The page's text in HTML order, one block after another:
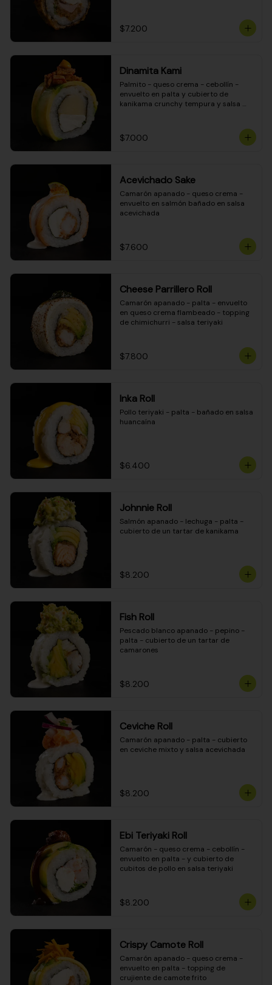
$7.200
Dinamita Kami
Palmito - queso crema - cebollín -
envuelto en palta y cubierto de
kanikama crunchy tempura y salsa
$7.000
Acevichado Sake
Camarón apanado - queso crema -
envuelto en salmón bañado en salsa
acevichada
$7.600
Cheese Parrillero Roll
Camarón apanado - palta - envuelto
en queso crema flambeado - topping
de chimichurri - salsa teriyaki
$7.800
Inka Roll
Pollo teriyaki - palta - bañado en salsa
huancaína
$6.400
Johnnie Roll
Salmón apanado - lechuga - palta -
cubierto de un tartar de kanikama
$8.200
Fish Roll
Pescado blanco apanado - pepino -
palta - cubierto de un tartar de
camarones
$8.200
Ceviche Roll
Camarón apanado - palta - cubierto
en ceviche mixto y salsa acevichada
$8.200
Ebi Teriyaki Roll
Camarón - queso crema - cebollín -
envuelto en palta - y cubierto de
cubitos de pollo en salsa teriyaki
$8.200
Crispy Camote Roll
Camarón apanado - queso crema -
envuelto en palta - topping de
crujiente de camote frito